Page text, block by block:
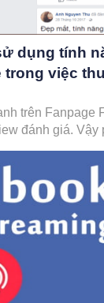
dụng tính
trong việc
trên Fanpage
đánh giá. Vậy
thế nào để
phẩm, thương